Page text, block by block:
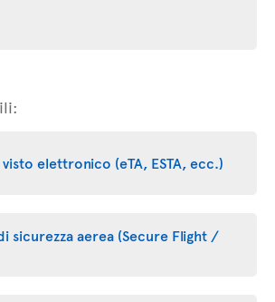
elettronico (eTA, ESTA, ecc.)
sicurezza aerea (Secure Flight /